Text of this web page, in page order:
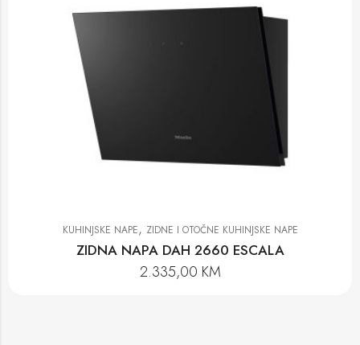
KUHINJSKE NAPE, ZIDNE I OTOČNE KUHINJSKE NAPE
ZIDNA NAPA DAH 2660 ESCALA
2.335,00 KM